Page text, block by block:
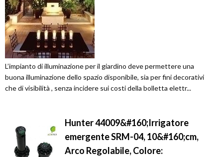
L’impianto di illuminazione per il giardino deve permettere una
buona illuminazione dello spazio disponibile, sia per fini decorativi
che di visibilità , senza incidere sui costi della bolletta elettr...
Hunter 44009&#160;Irrigatore
emergente SRM-04, 10&#160;cm,
Arco Regolabile, Colore: